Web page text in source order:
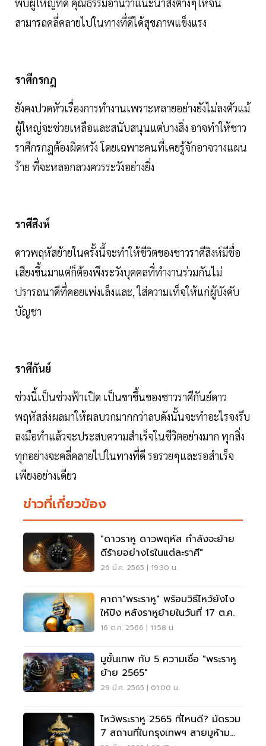
สามารถคลี่คลายไปในทางที่ดีได้สุขภาพแข็งแรง
ราศีกรกฎ
ยังคงปวดหัวเรื่องการทำงานเพราะหลายอย่างยังไม่ลงตัวแม้
ผู้ใหญ่จะช่วยเหลือและสนับสนุนแต่บางสิ่ง อาจทำให้ชาว
ราศีกรกฎต้องผิดหวัง โดยเฉพาะคนที่เคยรู้จักอาจวางแผน
ร้าย ที่จะหลอกลวงควรระวังอย่างยิ่ง
ราศีสิงห์
ดาวพฤหัสย้ายในครั้งนี้จะทำให้ชีวิตของชาวราศีสิงห์มีชื่อ
เสียงขึ้นมาแต่ก็ต้องพึงระวังบุคคลที่ทำงานร่วมกันไม่
ปรารถนาดีที่คอยเพ่งเล็งและ, ใส่ความเท็จให้แก่ผู้บังคับ
บัญชา
ราศีกันย์
ช่วงนี้เป็นช่วงฟ้าเปิด เป็นขาขึ้นของชาวราศีกันย์ดาว
พฤหัสส่งผลมาให้ผลบวกมากกว่าลบดังนั้นจะทำอะไรจงรีบ
ลงมือทำแล้วจะประสบความสำเร็จในชีวิตอย่างมาก ทุกสิ่ง
ทุกอย่างจะคลี่คลายไปในทางที่ดี รอรวยๆและรอสำเร็จ
เพียงอย่างเดียว
ข่าวที่เกี่ยวข้อง
"ดาวราหู ดาวพฤหัส กำลังจะย้าย
ดีร้ายอย่างไรในแต่ละราศี"
26 มี.ค. 2565 | 19:30 น.
คาถา"พระราหู" พร้อมวิธีไหว้ยังไง
ให้ปัง หลังราหูย้ายในวันที่ 17 ต.ค.
16 ต.ค. 2566 | 11:58 น.
มูขั้นเทพ กับ 5 ความเชื่อ "พระราหู
ย้าย 2565"
29 มี.ค. 2565 | 01:00 น.
ไหว้พระราหู 2565 ที่ไหนดี? มัดรวม
7 สถานที่ในกรุงเทพฯ สายมูห้าม